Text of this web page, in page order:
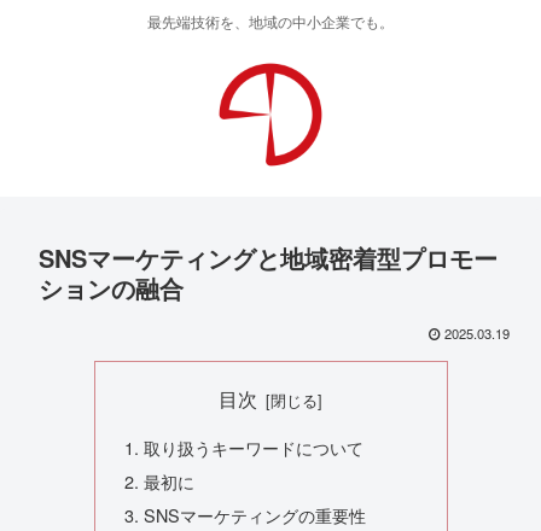
最先端技術を、地域の中小企業でも。
SNSマーケティングと地域密着型プロモー
ションの融合
2025.03.19
目次
取り扱うキーワードについて
最初に
SNSマーケティングの重要性